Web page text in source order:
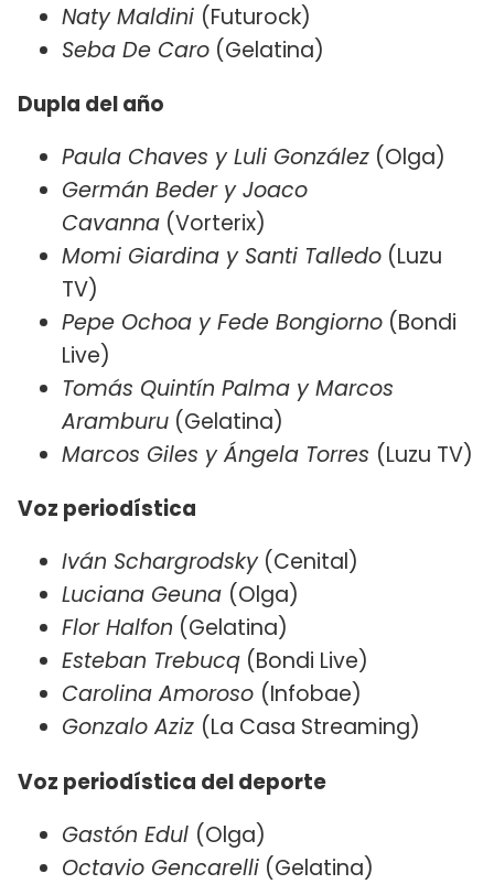
Naty Maldini (Futurock)
Seba De Caro (Gelatina)
Dupla del año
Paula Chaves y Luli González (Olga)
Germán Beder y Joaco
Cavanna (Vorterix)
Momi Giardina y Santi Talledo (Luzu
TV)
Pepe Ochoa y Fede Bongiorno (Bondi
Live)
Tomás Quintín Palma y Marcos
Aramburu (Gelatina)
Marcos Giles y Ángela Torres (Luzu TV)
Voz periodística
Iván Schargrodsky(Cenital)
Luciana Geuna (Olga)
Flor Halfon (Gelatina)
Esteban Trebucq (Bondi Live)
Carolina Amoroso (Infobae)
Gonzalo Aziz (La Casa Streaming)
Voz periodística del deporte
Gastón Edul (Olga)
Octavio Gencarelli (Gelatina)